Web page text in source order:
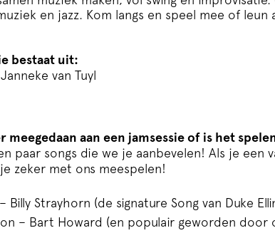
en jazz. Kom langs en speel mee of
bestaat uit:
van Tuyl
meegedaan aan een jamsessie of is het
paar songs die we je aanbevelen! Als je een
zeker met ons meespelen!
Billy Strayhorn (de signature Song van Duke
– Bart Howard (en populair geworden door